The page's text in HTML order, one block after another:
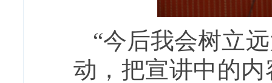
“今后我会树立
动，把宣讲中的